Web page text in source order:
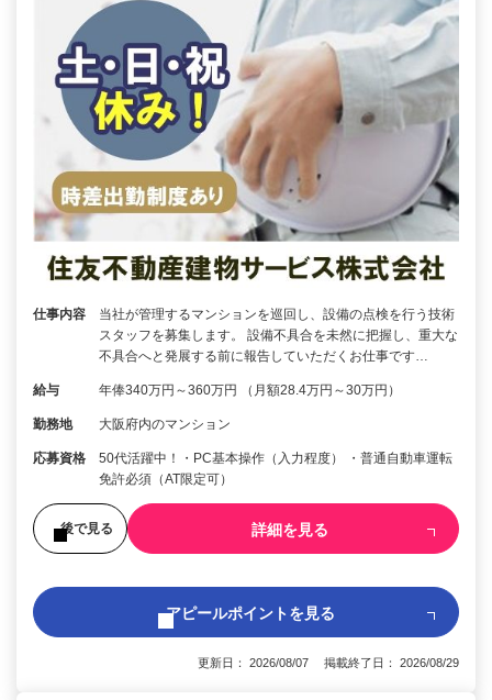
仕事内容
当社が管理するマンションを巡回し、設備の点検を行う技術
スタッフを募集します。 設備不具合を未然に把握し、重大な
不具合へと発展する前に報告していただくお仕事です…
給与 年俸340万円～360万円 （月額28.4万円～30万円）
勤務地 大阪府内のマンション
応募資格
50代活躍中！・PC基本操作（入力程度） ・普通自動車運転
免許必須（AT限定可）
後で見る 詳細を見る
アピールポイントを見る
更新日： 2026/08/07 掲載終了日： 2026/08/29